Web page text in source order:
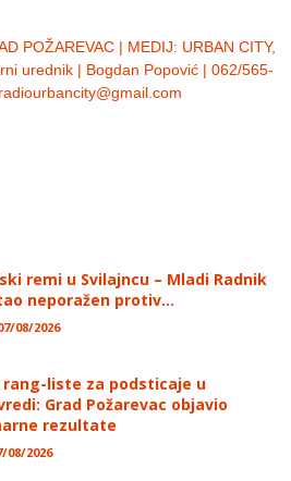
POŽAREVAC | MEDIJ: URBAN CITY,
urednik | Bogdan Popović | 062/565-
remi u Svilajncu – Mladi Radnik
neporažen protiv...
08/2026
rang-liste za podsticaje u
Grad Požarevac objavio
rezultate
08/2026